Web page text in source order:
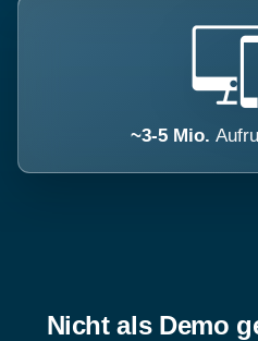
~3-5 Mio.
Nicht als Demo